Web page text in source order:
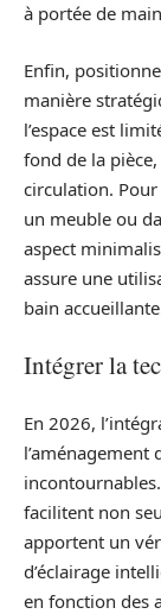
à portée de
Enfin,
manière
l’espace est
fond de la
circulation. Pour
un meuble ou
aspect
assure une
bain
Intégrer la
En 2026,
l’aménagement
facilitent non
apportent un
d’éclairage
en fonction des